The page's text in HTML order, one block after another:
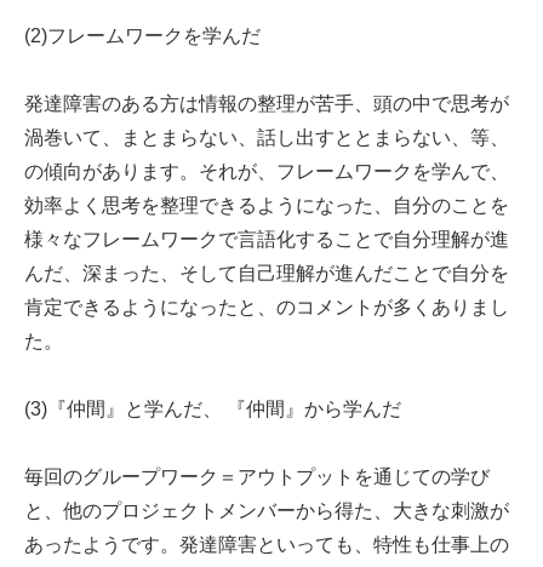
(2)フレームワークを学んだ
発達障害のある方は情報の整理が苦手、頭の中で思考が
渦巻いて、まとまらない、話し出すととまらない、等、
の傾向があります。それが、フレームワークを学んで、
効率よく思考を整理できるようになった、自分のことを
様々なフレームワークで言語化することで自分理解が進
んだ、深まった、そして自己理解が進んだことで自分を
肯定できるようになったと、のコメントが多くありまし
た。
(3)『仲間』と学んだ、 『仲間』から学んだ
毎回のグループワーク＝アウトプットを通じての学び
と、他のプロジェクトメンバーから得た、大きな刺激が
あったようです。発達障害といっても、特性も仕事上の